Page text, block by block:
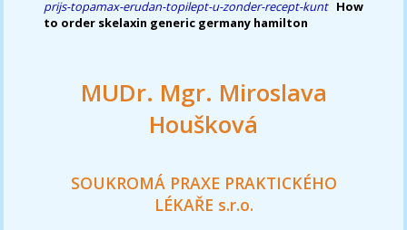
prijs-topamax-erudan-topilept-u-zonder-recept-kunt How
to order skelaxin generic germany hamilton
MUDr. Mgr. Miroslava
Houšková
SOUKROMÁ PRAXE PRAKTICKÉHO
LÉKAŘE s.r.o.